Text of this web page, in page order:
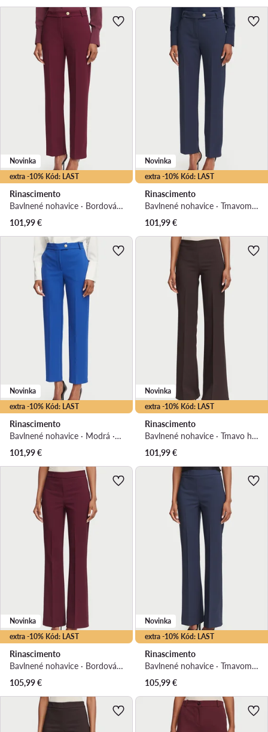
extra -10% Kód: LAST
Novinka
Rinascimento
Bavlnené nohavice · Bordová · Regular fit
101,99€
extra -10% Kód: LAST
Novinka
Rinascimento
Bavlnené nohavice · Tmavomodrá · Regular fit
101,99€
extra -10% Kód: LAST
Novinka
Rinascimento
Bavlnené nohavice · Modrá · Regular fit
101,99€
extra -10% Kód: LAST
Novinka
Rinascimento
Bavlnené nohavice · Tmavo hnedá · Regular fit
101,99€
extra -10% Kód: LAST
Novinka
Rinascimento
Bavlnené nohavice · Bordová · Regular fit
105,99€
extra -10% Kód: LAST
Novinka
Rinascimento
Bavlnené nohavice · Tmavomodrá · Regular fit
105,99€